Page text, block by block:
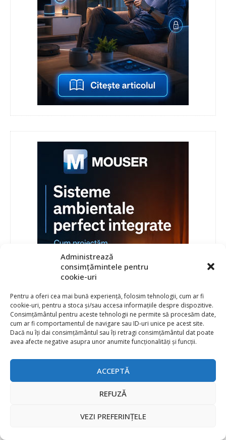
Administrează
consimțămintele pentru
cookie-uri
Pentru a oferi cea mai bună experiență, folosim tehnologii, cum ar fi
cookie-uri, pentru a stoca și/sau accesa informațiile despre dispozitive.
Consimțământul pentru aceste tehnologii ne permite să procesăm date,
cum ar fi comportamentul de navigare sau ID-uri unice pe acest site.
Dacă nu îți dai consimțământul sau îți retragi consimțământul dat poate
avea afecte negative asupra unor anumite funcționalități și funcții.
ACCEPTĂ
REFUZĂ
VEZI PREFERINȚELE